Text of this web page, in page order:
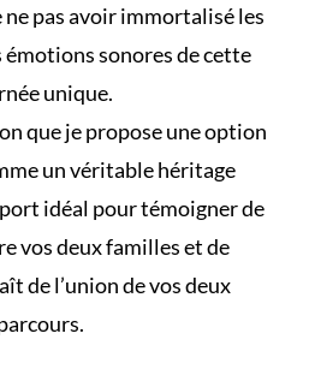
pas avoir immortalisé les
émotions sonores de cette
unique.
que je propose une option
un véritable héritage
idéal pour témoigner de
vos deux familles et de
de l’union de vos deux